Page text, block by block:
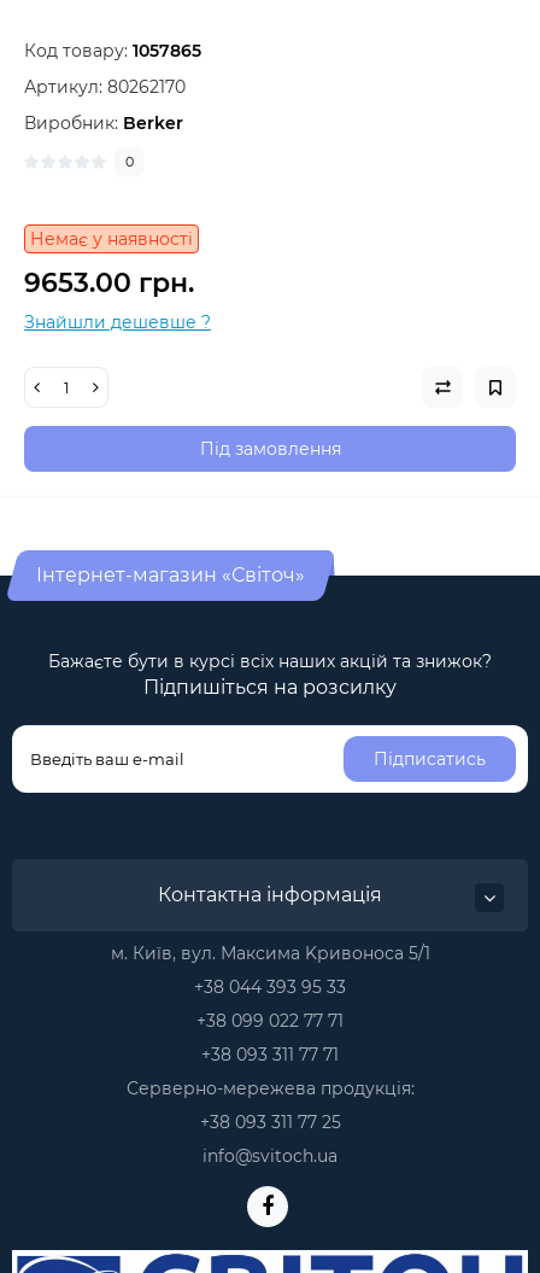
Код товару: 1057865
Артикул: 80262170
Виробник: Berker
0
Немає у наявності
9653.00 грн.
Знайшли дешевше ?
Під замовлення
Інтернет-магазин «Світоч»
Бажаєте бути в курсі всіх наших акцій та знижок?
Підпишіться на розсилку
Підписатись
Контактна інформація
м. Київ, вул. Максима Kривоноса 5/1
+38 044 393 95 33
+38 099 022 77 71
+38 093 311 77 71
Серверно-мережева продукція:
+38 093 311 77 25
info@svitoch.ua